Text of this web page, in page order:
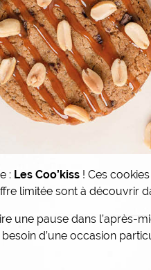
: Les Coo’kiss ! Ces
limitée sont à découvrir
une pause dans l’après-
d’une occasion